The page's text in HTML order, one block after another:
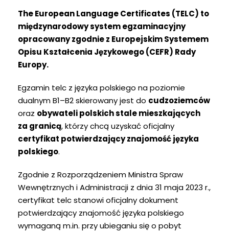
The European Language Certificates (TELC) to
międzynarodowy system egzaminacyjny
opracowany zgodnie z Europejskim Systemem
Opisu Kształcenia Językowego (CEFR) Rady
Europy.
Egzamin telc z języka polskiego na poziomie
dualnym B1–B2 skierowany jest do cudzoziemców
oraz obywateli polskich stale mieszkających
za granicą, którzy chcą uzyskać oficjalny
certyfikat potwierdzający znajomość języka
polskiego.
Zgodnie z Rozporządzeniem Ministra Spraw
Wewnętrznych i Administracji z dnia 31 maja 2023 r.,
certyfikat telc stanowi oficjalny dokument
potwierdzający znajomość języka polskiego
wymaganą m.in. przy ubieganiu się o pobyt